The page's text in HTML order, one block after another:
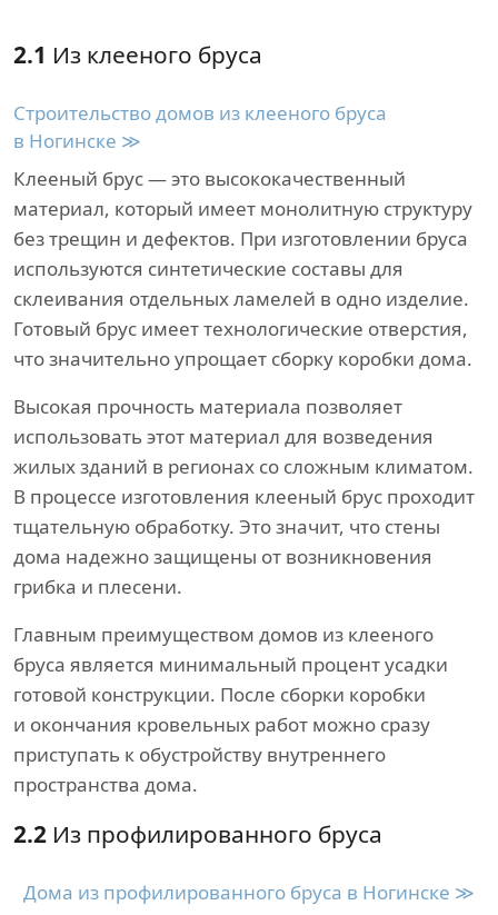
2.1 Из клееного бруса
Строительство домов из клееного бруса
в Ногинске ≫
Клееный брус — это высококачественный
материал, который имеет монолитную структуру
без трещин и дефектов. При изготовлении бруса
используются синтетические составы для
склеивания отдельных ламелей в одно изделие.
Готовый брус имеет технологические отверстия,
что значительно упрощает сборку коробки дома.
Высокая прочность материала позволяет
использовать этот материал для возведения
жилых зданий в регионах со сложным климатом.
В процессе изготовления клееный брус проходит
тщательную обработку. Это значит, что стены
дома надежно защищены от возникновения
грибка и плесени.
Главным преимуществом домов из клееного
бруса является минимальный процент усадки
готовой конструкции. После сборки коробки
и окончания кровельных работ можно сразу
приступать к обустройству внутреннего
пространства дома.
2.2 Из профилированного бруса
Дома из профилированного бруса в Ногинске ≫